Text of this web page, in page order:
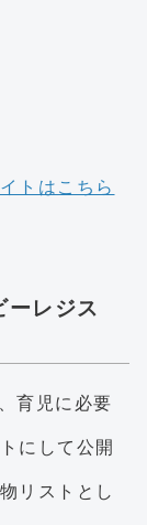
トはこちら
レジス
育児に必要
にして公開
リストとし